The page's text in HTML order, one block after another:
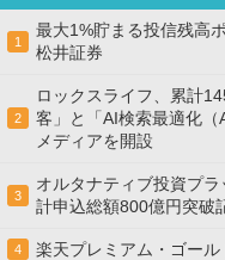
1
最大1%貯まる投信残高
松井証券
2
ロックスライフ、累計
客」と「AI検索最適化
メディアを開設
3
オルタナティブ投資プ
計申込総額800億円突破
4 楽天プレミアム・ゴー